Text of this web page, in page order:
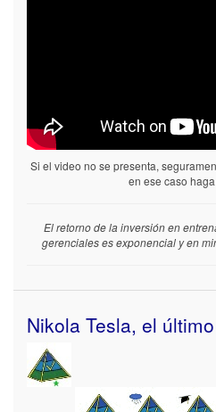
Si el video no se presenta,
en ese caso
El retorno de la inversión en
gerenciales es exponencial y en
Nikola Tesla, el